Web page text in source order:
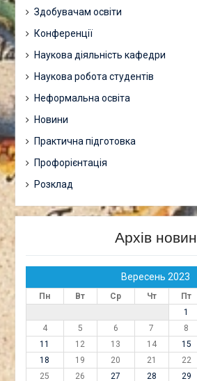
Здобувачам освіти
Конференції
Наукова діяльність кафедри
Наукова робота студентів
Неформальна освіта
Новини
Практична підготовка
Профорієнтація
Розклад
Архів новин
Вересень 2023
Пн Вт Ср Чт Пт
1
4
5 6 7 8
11
12 13 14 15
18
19 20 21 22
25
26 27 28 29